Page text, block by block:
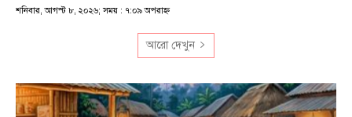
শনিবার, আগস্ট ৮, ২০২৬; সময় : ৭:০৯ অপরাহ্ণ
আরো দেখুন